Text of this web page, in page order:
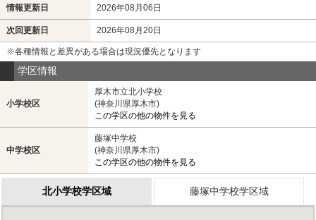
情報更新日 2026年08月06日
次回更新日 2026年08月20日
※各種情報と差異がある場合は現況優先となります
学区情報
小学校区
厚木市立北小学校
(神奈川県厚木市)
この学区の他の物件を見る
中学校区
藤塚中学校
(神奈川県厚木市)
この学区の他の物件を見る
北小学校学区域 藤塚中学校学区域